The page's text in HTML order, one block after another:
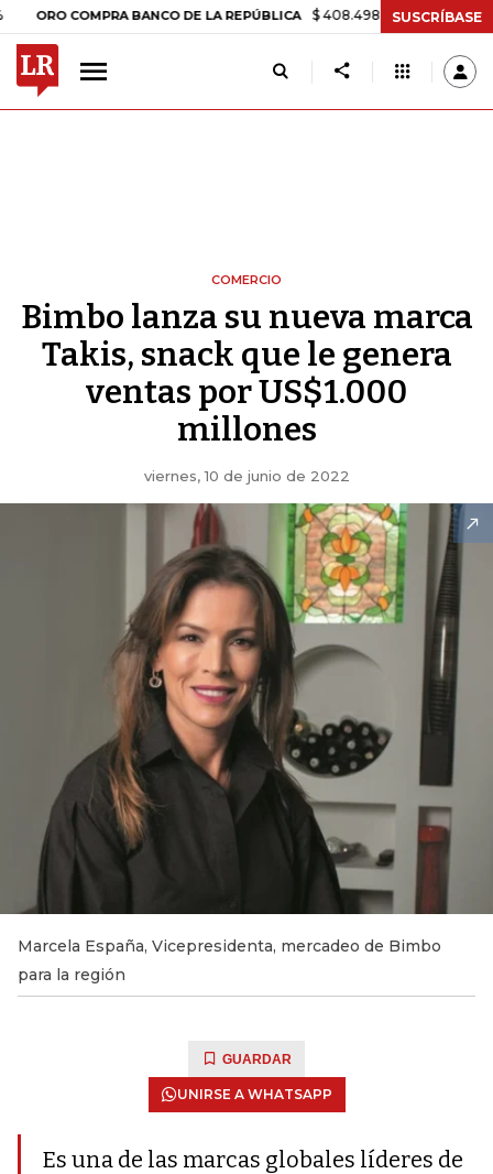
COMPRA BANCO DE LA REPÚBLICA $ 408.498,97 +$ 8.753,81 +2,19%
SUSCRÍBASE
COMERCIO
Bimbo lanza su nueva marca
Takis, snack que le genera
ventas por US$1.000
millones
viernes, 10 de junio de 2022
Marcela España, Vicepresidenta, mercadeo de Bimbo
para la región
GUARDAR
UNIRSE A WHATSAPP
Es una de las marcas globales líderes de